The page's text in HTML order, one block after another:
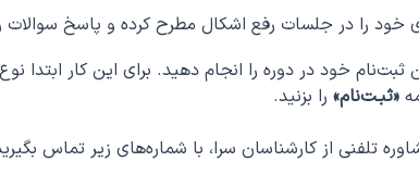
را در جلسات رفع اشکال مطرح کرده و پاسخ سوالات
خود در دوره را انجام دهید. برای این کار ابتدا نوع
«ثبـت‌نام» را بزنید.
تلفنی از کارشناسان سرا، با شماره‌های زیر تماس